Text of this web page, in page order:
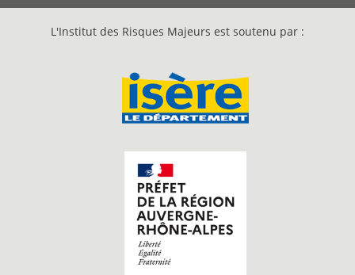
L'Institut des Risques Majeurs est soutenu par :